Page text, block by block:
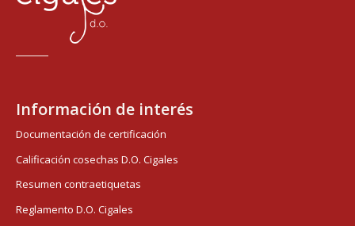
Información de interés
Documentación de certificación
Calificación cosechas D.O. Cigales
Resumen contraetiquetas
Reglamento D.O. Cigales